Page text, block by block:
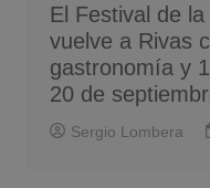
El Festival de
vuelve a Rivas
gastronomía y
20 de
Sergio Lombera